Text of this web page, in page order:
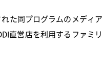
た同プログラムのメディア
直営店を利用するファミリ